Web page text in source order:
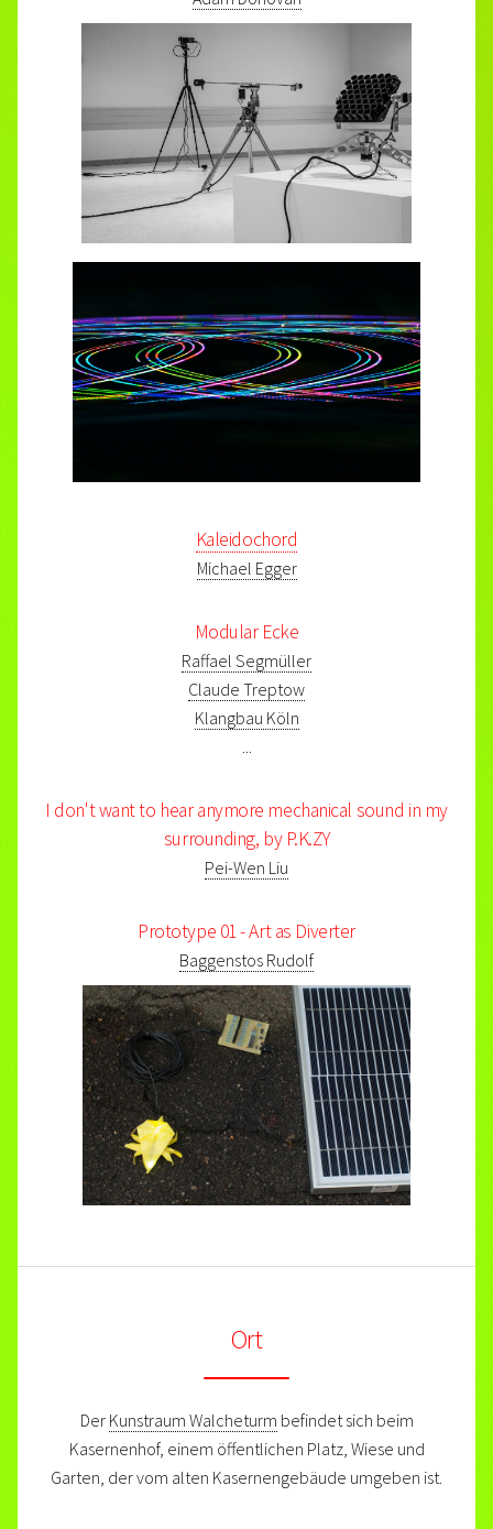
Kaleidochord
Michael Egger
Modular Ecke
Raffael Segmüller
Claude Treptow
Klangbau Köln
I don't want to hear anymore mechanical sound in my
surrounding, by P.K.ZY
Pei-Wen Liu
Prototype 01 - Art as Diverter
Baggenstos Rudolf
Ort
Der Kunstraum Walcheturm befindet sich beim
Kasernenhof, einem öffentlichen Platz, Wiese und
Garten, der vom alten Kasernengebäude umgeben ist.